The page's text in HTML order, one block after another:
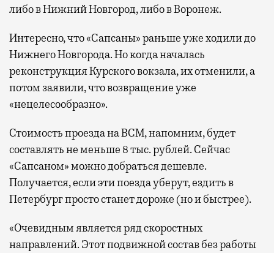
либо в Нижний Новгород, либо в Воронеж.
Интересно, что «Сапсаны» раньше уже ходили до
Нижнего Новгорода. Но когда началась
реконструкция Курского вокзала, их отменили, а
потом заявили, что возвращение уже
«нецелесообразно».
Стоимость проезда на ВСМ, напомним, будет
составлять не меньше 8 тыс. рублей. Сейчас
«Сапсаном» можно добраться дешевле.
Получается, если эти поезда уберут, ездить в
Петербург просто станет дороже (но и быстрее).
«Очевидным является ряд скоростных
направлений. Этот подвижной состав без работы